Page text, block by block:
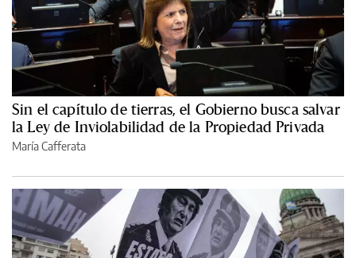
Sin el capítulo de tierras, el Gobierno busca salvar
la Ley de Inviolabilidad de la Propiedad Privada
María Cafferata